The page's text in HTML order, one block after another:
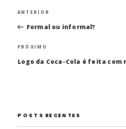
Navegação
de
Post
Post
anterior
ANTERIOR
Formal ou informal?
Próximo
post
PRÓXIMO
Logo da Coca-Cola é feita com
POSTS RECENTES